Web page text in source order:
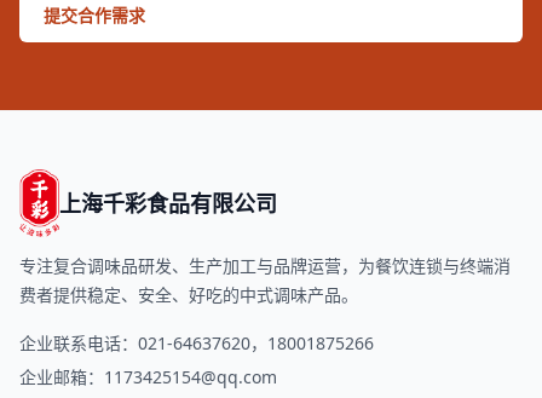
提交合作需求
上海千彩食品有限公司
专注复合调味品研发、生产加工与品牌运营，为餐饮连锁与终端消
费者提供稳定、安全、好吃的中式调味产品。
企业联系电话：021-64637620，18001875266
企业邮箱： 1173425154@qq.com